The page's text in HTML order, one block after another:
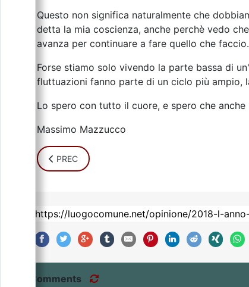
Questo non significa naturalmente che
detta la mia coscienza, anche perchè vedo
avanza per continuare a fare quello che faccio.
Forse stiamo solo vivendo la parte bassa di
fluttuazioni fanno parte di un ciclo più ampio,
Lo spero con tutto il cuore, e spero che
Massimo Mazzucco
ARTICOLO PRECEDENTE: UNA SPERANZA E UN
PREC
Comments